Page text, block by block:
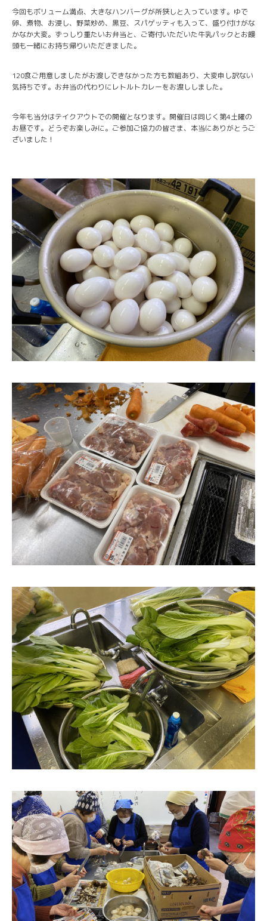
今回もボリューム満点、大きなハンバーグが所狭しと入っています。ゆで
卵、煮物、お浸し、野菜炒め、黒豆、スパゲッティも入って、盛り付けがな
かなか大変。ずっしり重たいお弁当と、ご寄付いただいた牛乳パックとお饅
頭も一緒にお持ち帰りいただきました。
120食ご用意しましたがお渡しできなかった方も数組あり、大変申し訳ない
気持ちです。お弁当の代わりにレトルトカレーをお渡ししました。
今年も当分はテイクアウトでの開催となります。開催日は同じく第4土曜の
お昼です。どうぞお楽しみに。ご参加ご協力の皆さま、本当にありがとうご
ざいました！